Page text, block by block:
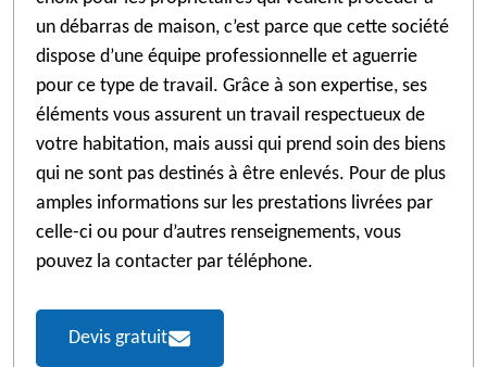
un débarras de maison, c’est parce que cette société
dispose d’une équipe professionnelle et aguerrie
pour ce type de travail. Grâce à son expertise, ses
éléments vous assurent un travail respectueux de
votre habitation, mais aussi qui prend soin des biens
qui ne sont pas destinés à être enlevés. Pour de plus
amples informations sur les prestations livrées par
celle-ci ou pour d’autres renseignements, vous
pouvez la contacter par téléphone.
Devis gratuit